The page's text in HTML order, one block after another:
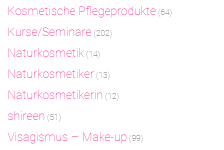
Kosmetische Pflegeprodukte (64)
Kurse/Seminare (202)
Naturkosmetik (14)
Naturkosmetiker (13)
Naturkosmetikerin (12)
shireen (51)
Visagismus – Make-up (99)